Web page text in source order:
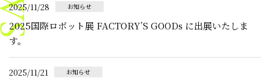
2025/11/28 お知らせ
2025国際ロボット展 FACTORY’S GOODs に出展いたしま
す。
2025/11/21 お知らせ